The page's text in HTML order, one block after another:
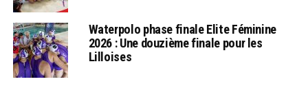
Waterpolo phase finale Elite Féminine
2026 : Une douzième finale pour les
Lilloises